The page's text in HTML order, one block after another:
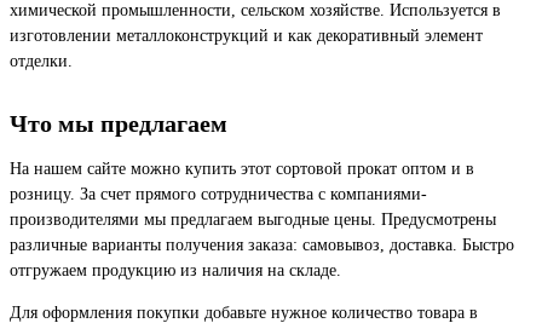
химической промышленности, сельском хозяйстве. Используется в
изготовлении металлоконструкций и как декоративный элемент
отделки.
Что мы предлагаем
На нашем сайте можно купить этот сортовой прокат оптом и в
розницу. За счет прямого сотрудничества с компаниями-
производителями мы предлагаем выгодные цены. Предусмотрены
различные варианты получения заказа: самовывоз, доставка. Быстро
отгружаем продукцию из наличия на складе.
Для оформления покупки добавьте нужное количество товара в